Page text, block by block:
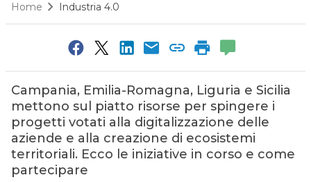
Home Industria 4.0
Campania, Emilia-Romagna, Liguria e Sicilia
mettono sul piatto risorse per spingere i
progetti votati alla digitalizzazione delle
aziende e alla creazione di ecosistemi
territoriali. Ecco le iniziative in corso e come
partecipare